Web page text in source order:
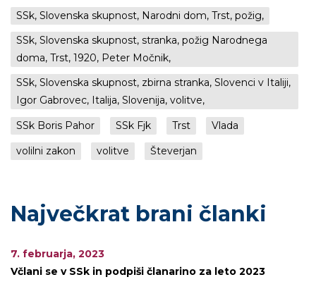
SSk, Slovenska skupnost, Narodni dom, Trst, požig,
SSk, Slovenska skupnost, stranka, požig Narodnega
doma, Trst, 1920, Peter Močnik,
SSk, Slovenska skupnost, zbirna stranka, Slovenci v Italiji,
Igor Gabrovec, Italija, Slovenija, volitve,
SSk Boris Pahor
SSk Fjk Trst
Vlada
volilni zakon
volitve Števerjan
Največkrat brani članki
7. februarja, 2023
Včlani se v SSk in podpiši članarino za leto 2023